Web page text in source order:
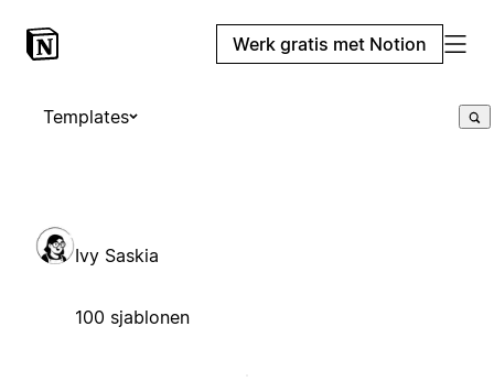
Werk gratis met Notion
Templates
Ivy Saskia
100 sjablonen